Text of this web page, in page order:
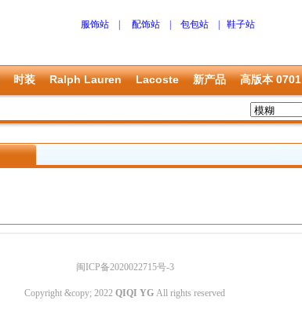
服饰站 配饰站 包包站 鞋子站
时装 Ralph Lauren Lacoste 新产品 高版本 0701
闽ICP备2020022715号-3
Copyright &copy; 2022 QIQI YG All rights reserved